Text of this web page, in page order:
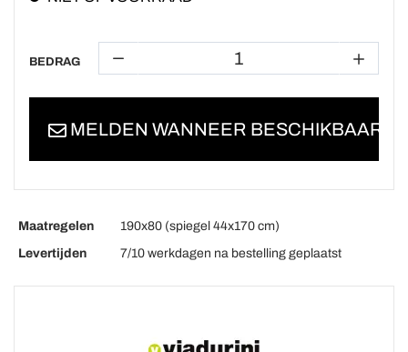
BEDRAG
MELDEN WANNEER BESCHIKBAAR
Maatregelen
190x80 (spiegel 44x170 cm)
Levertijden
7/10 werkdagen na bestelling geplaatst